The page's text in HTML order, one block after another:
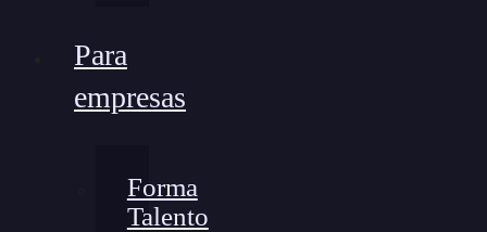
Para
empresas
Forma
Talento